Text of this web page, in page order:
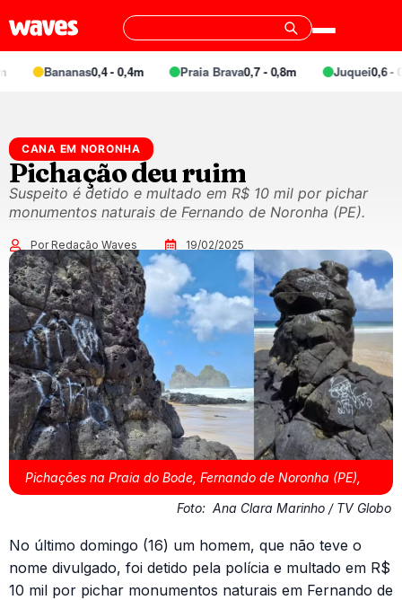
Bananas0,4 - 0,4m Praia Brava0,7 - 0,8m Juquei0,6 -
CANA EM NORONHA
Pichação deu ruim
Suspeito é detido e multado em R$ 10 mil por pichar
monumentos naturais de Fernando de Noronha (PE).
Por Redação Waves 19/02/2025
Pichações na Praia do Bode, Fernando de Noronha (PE),
Foto: Ana Clara Marinho / TV Globo
No último domingo (16) um homem, que não teve o
nome divulgado, foi detido pela polícia e multado em R$
10 mil por pichar monumentos naturais em Fernando de